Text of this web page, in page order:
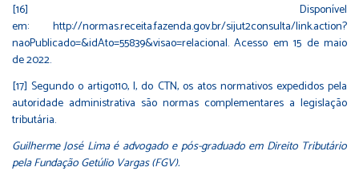
[16] Disponível
em: http://normas.receita.fazenda.gov.br/sijut2consulta/link.action?
naoPublicado=&idAto=55839&visao=relacional. Acesso em 15 de maio
de 2022.
[17] Segundo o artigo110, I, do CTN, os atos normativos expedidos pela
autoridade administrativa são normas complementares a legislação
tributária.
Guilherme José Lima é advogado e pós-graduado em Direito Tributário
pela Fundação Getúlio Vargas (FGV).